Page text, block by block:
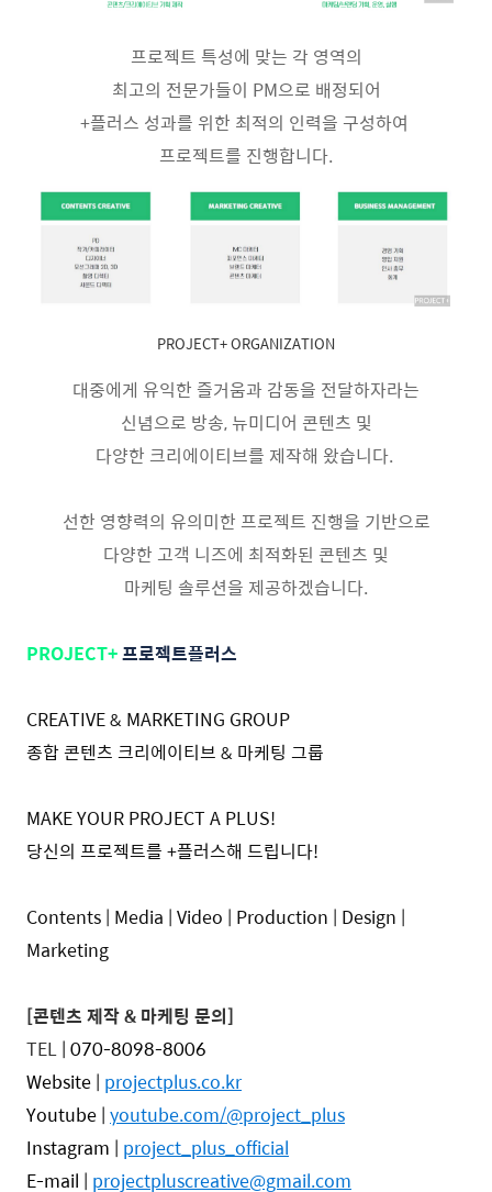
프로젝트 특성에 맞는 각 영역의
최고의 전문가들이 PM으로 배정되어
+플러스 성과를 위한 최적의 인력을 구성하여
프로젝트를 진행합니다.
PROJECT+ ORGANIZATION
대중에게 유익한 즐거움과 감동을 전달하자라는
신념으로 방송, 뉴미디어 콘텐츠 및
다양한 크리에이티브를 제작해 왔습니다.
선한 영향력의 유의미한 프로젝트 진행을 기반으로
다양한 고객 니즈에 최적화된 콘텐츠 및
마케팅 솔루션을 제공하겠습니다.
PROJECT+프로젝트플러스
CREATIVE & MARKETING GROUP
종합 콘텐츠 크리에이티브 & 마케팅 그룹
MAKE YOUR PROJECT A PLUS!
당신의 프로젝트를 +플러스해 드립니다!
Contents | Media | Video | Production | Design |
Marketing
[콘텐츠 제작 & 마케팅 문의]
TEL | 070-8098-8006
Website | projectplus.co.kr
Youtube | youtube.com/@project_plus
Instagram | project_plus_official
E-mail | projectpluscreative@gmail.com